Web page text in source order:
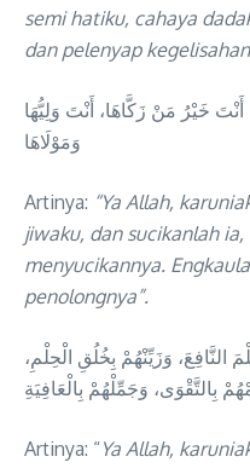
semi hatiku, cahaya
dan pelenyap
خَيْرُ مَنْ زَكَّاهَا، أَنْتَ وَلِيُّهَا
وَمَوْلَاهَا
Artinya: “Ya Allah,
jiwaku, dan sucikanlah
menyucikannya.
penolongnya”.
النَّافِعَ، وَزَيِّنْهُمْ بِخُلُقِ الْحِلْمِ،
بِالتَّقْوَى، وَجَمِّلْهُمْ بِالْعَافِيَةِ
Artinya: “Ya Allah,